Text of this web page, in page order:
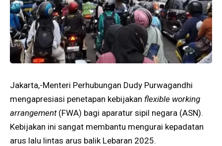
Jakarta,-Menteri Perhubungan Dudy Purwagandhi
mengapresiasi penetapan kebijakan flexible working
arrangement (FWA) bagi aparatur sipil negara (ASN).
Kebijakan ini sangat membantu mengurai kepadatan
arus lalu lintas arus balik Lebaran 2025.